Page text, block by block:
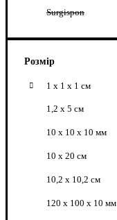
Surgispon
Розмір
1 х 1 х 1 см
1,2 х 5 см
10 x 10 x 10 мм
10 х 20 см
10,2 х 10,2 см
120 x 100 x 10 мм